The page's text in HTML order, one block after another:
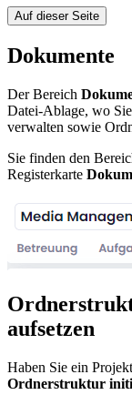
Auf dieser Seite
Dokumente
Der Bereich
Datei-Ablage, wo
verwalten sowie
Sie finden den
Registerkarte
aufsetzen
Haben Sie ein
Ordnerstruktur